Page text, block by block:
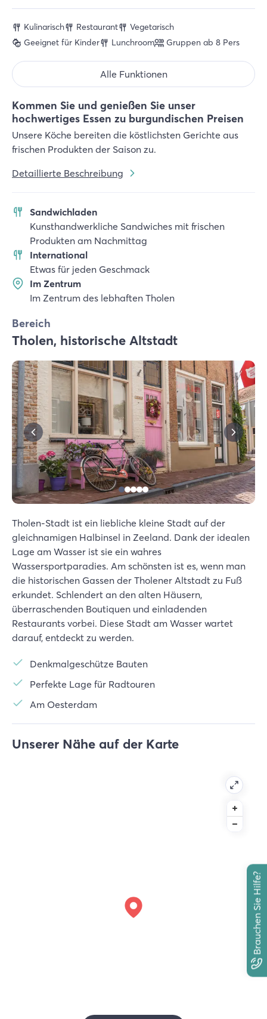
Brauchen Sie Hilfe?
Kommen Sie und genießen Sie unser
hochwertiges Essen zu burgundischen Preisen
Unsere Köche bereiten die köstlichsten Gerichte aus
frischen Produkten der Saison zu.
Detaillierte Beschreibung
Sandwichladen
Kunsthandwerkliche Sandwiches mit frischen
Produkten am Nachmittag
International
Etwas für jeden Geschmack
Im Zentrum
Im Zentrum des lebhaften Tholen
Kulinarisch Restaurant
Vegetarisch
Geeignet für Kinder
Lunchroom Gruppen ab 8 Pers
Alle Funktionen
Bereich
Tholen, historische Altstadt
Tholen-Stadt ist ein liebliche kleine Stadt auf der
gleichnamigen Halbinsel in Zeeland. Dank der idealen
Lage am Wasser ist sie ein wahres
Wassersportparadies. Am schönsten ist es, wenn man
die historischen Gassen der Tholener Altstadt zu Fuß
erkundet. Schlendert an den alten Häusern,
überraschenden Boutiquen und einladenden
Restaurants vorbei. Diese Stadt am Wasser wartet
darauf, entdeckt zu werden.
Denkmalgeschütze Bauten
Perfekte Lage für Radtouren
Am Oesterdam
Unserer Nähe auf der Karte